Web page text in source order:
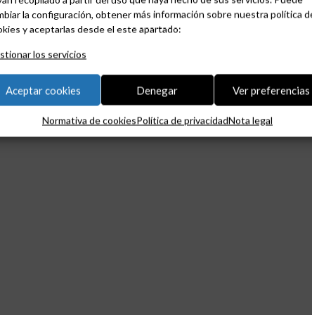
la configuración, obtener más información sobre nuestra política
y aceptarlas desde el este apartado:
los servicios
Aceptar cookies Denegar Ver preferencias
Normativa de cookiesPolítica de privacidadNota legal